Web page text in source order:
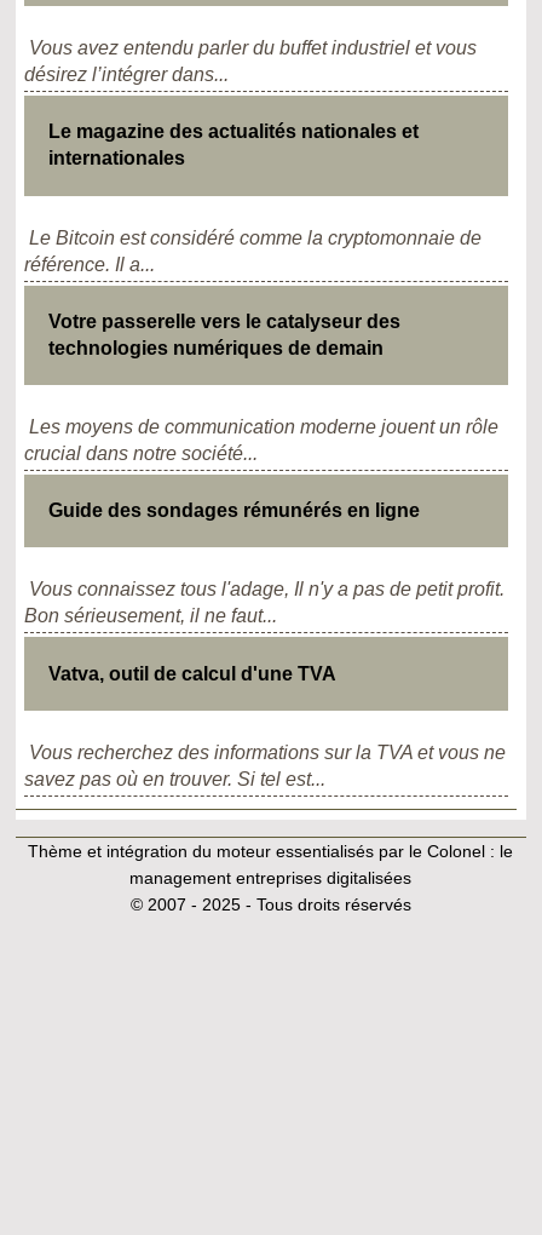
Vous avez entendu parler du buffet industriel et vous
désirez l’intégrer dans...
Le magazine des actualités nationales et
internationales
Le Bitcoin est considéré comme la cryptomonnaie de
référence. Il a...
Votre passerelle vers le catalyseur des
technologies numériques de demain
Les moyens de communication moderne jouent un rôle
crucial dans notre société...
Guide des sondages rémunérés en ligne
Vous connaissez tous l'adage, Il n'y a pas de petit profit.
Bon sérieusement, il ne faut...
Vatva, outil de calcul d'une TVA
Vous recherchez des informations sur la TVA et vous ne
savez pas où en trouver. Si tel est...
Thème et intégration du moteur essentialisés par le Colonel : le
management entreprises digitalisées
© 2007 - 2025 - Tous droits réservés